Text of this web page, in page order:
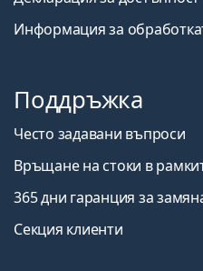
Информация за
Поддръжка
Често задавани въпроси
Връщане на стоки в
365 дни гаранция за
Секция клиенти